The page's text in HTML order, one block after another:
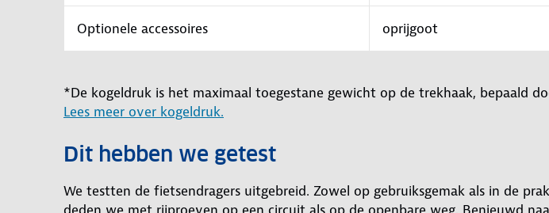
Optionele accessoires oprijgoot
*De kogeldruk is het maximaal toegestane gewicht op de trekhaak, bepaald
Lees meer over kogeldruk.
Dit hebben we getest
We testten de fietsendragers uitgebreid. Zowel op gebruiksgemak als in de
deden we met rijproeven op een circuit als op de openbare weg. Benieuwd